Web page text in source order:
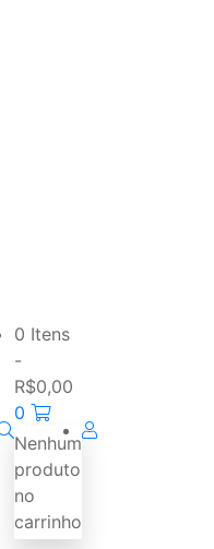
0 Itens
-
R$0,00
0
Nenhum
produto
no
carrinho